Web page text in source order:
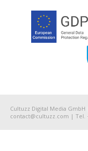
Cultuzz Digital Media
contact@cultuzz.com | Tel.